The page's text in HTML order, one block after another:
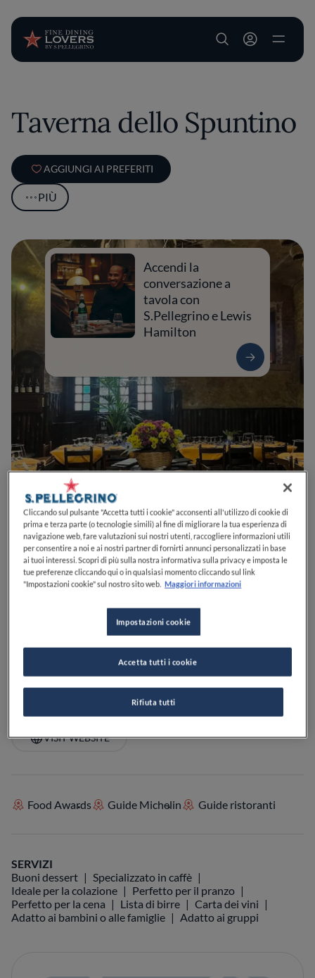
User account
Taverna dello Spuntino
AGGIUNGI AI PREFERITI
PIÙ
0 0 0
Accendi la
conversazione a
tavola con
S.Pellegrino e Lewis
Hamilton
Via Cicerone, 2000046GrottaferrataRMItalia
VEDI SULLA MAPPA
VISIT WEBSITE
Food Awards Guide Michelin Guide ristoranti
SERVIZI
Buoni dessert
Specializzato in caffè
Ideale per la colazione
Perfetto per il pranzo
Perfetto per la cena
Lista di birre
Carta dei vini
Adatto ai bambini o alle famiglie
Adatto ai gruppi
Cliccando sul pulsante "Accetta tutti i cookie" acconsenti all'utilizzo di cookie di
prima e terza parte (o tecnologie simili) al fine di migliorare la tua esperienza di
navigazione web, fare valutazioni sui nostri utenti, raccogliere informazioni utili
per consentire a noi e ai nostri partner di fornirti annunci personalizzati in base
ai tuoi interessi. Scopri di più sulla nostra informativa sulla privacy e imposta le
tue preferenze cliccando qui o in qualsiasi momento cliccando sul link
"Impostazioni cookie" sul nostro sito web. Maggiori informazioni
Impostazioni cookie
Rifiuta tutti
Accetta tutti i cookie